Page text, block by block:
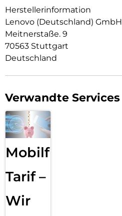
Herstellerinformation
Lenovo (Deutschland) GmbH
Meitnerstaße. 9
70563 Stuttgart
Deutschland
Verwandte Services
Mobilfunk
Tarif –
Wir